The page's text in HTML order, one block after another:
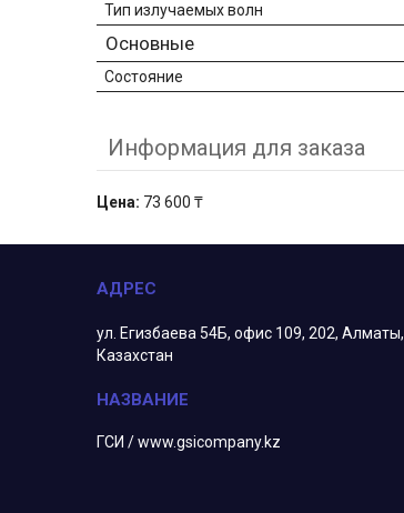
Тип излучаемых волн
Основные
Состояние
Информация для заказа
Цена: 73 600 ₸
ул. Егизбаева 54Б, офис 109, 202, Алматы,
Казахстан
ГСИ / www.gsicompany.kz